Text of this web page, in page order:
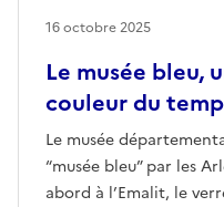
Le musée bleu,
couleur du
Le musée
“musée bleu” par les
abord à l’Emalit, le
16 octobre 2025